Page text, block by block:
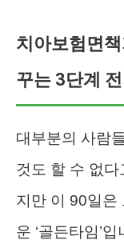
치아보험면책
꾸는 3단계
대부분의 사람
것도 할 수 없
지만 이 90일은
운 ‘골든타임’입